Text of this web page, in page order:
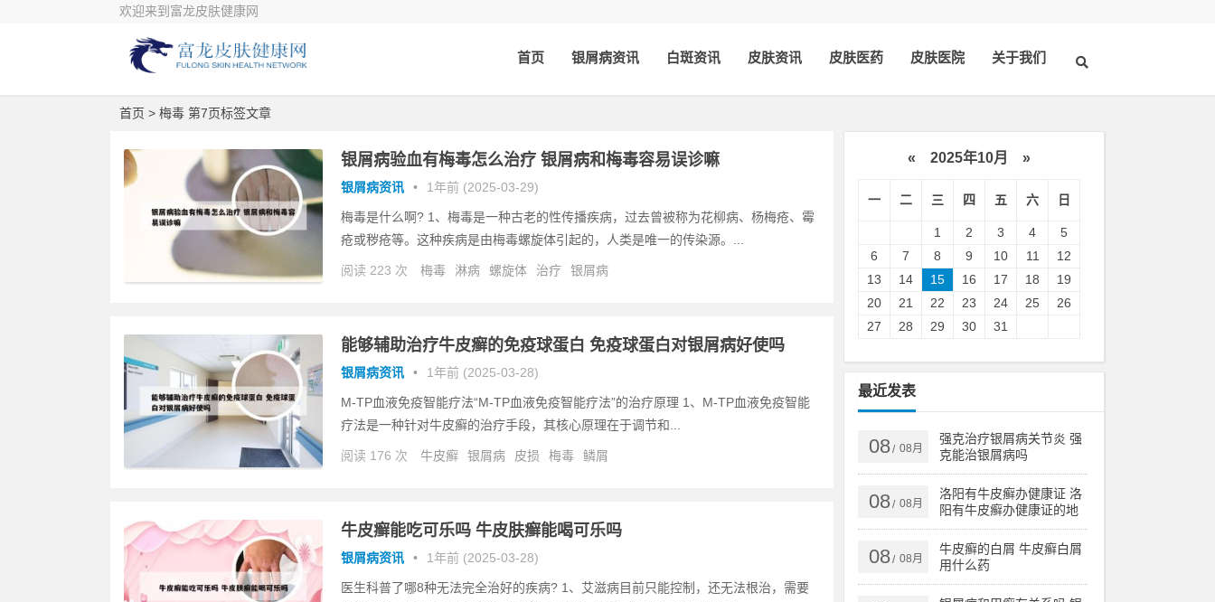
欢迎来到富龙皮肤健康网
首页 银屑病资讯 白斑资讯 皮肤资讯 皮肤医药 皮肤医院 关于我们
首页 > 梅毒 第7页标签文章
银屑病验血有梅毒怎么治疗 银屑病和梅毒容易误诊嘛
银屑病资讯 • 1年前 (2025-03-29)
梅毒是什么啊? 1、梅毒是一种古老的性传播疾病，过去曾被称为花柳病、杨梅疮、霉
疮或秽疮等。这种疾病是由梅毒螺旋体引起的，人类是唯一的传染源。...
阅读 223 次 梅毒 淋病 螺旋体 治疗 银屑病
能够辅助治疗牛皮癣的免疫球蛋白 免疫球蛋白对银屑病好使吗
银屑病资讯 • 1年前 (2025-03-28)
M-TP血液免疫智能疗法“M-TP血液免疫智能疗法”的治疗原理 1、M-TP血液免疫智能
疗法是一种针对牛皮癣的治疗手段，其核心原理在于调节和...
阅读 176 次 牛皮癣 银屑病 皮损 梅毒 鳞屑
牛皮癣能吃可乐吗 牛皮肤癣能喝可乐吗
银屑病资讯 • 1年前 (2025-03-28)
医生科普了哪8种无法完全治好的疾病? 1、艾滋病目前只能控制，还无法根治，需要
« 2025年10月 »
一 二 三 四 五 六 日
1 2 3 4
5
6
7 8 9 10 11
12
13
14 15 16 17 18
19
20
21 22 23 24 25
26
27
28 29 30 31
最近发表
08/ 08月
强克治疗银屑病关节炎 强
克能治银屑病吗
08/ 08月
洛阳有牛皮癣办健康证 洛
阳有牛皮癣办健康证的地
方吗
08/ 08月
牛皮癣的白屑 牛皮癣白屑
用什么药